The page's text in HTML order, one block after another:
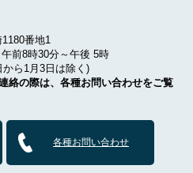
番地1
前8時30分～午後 5時
ら1月3日は除く)
絡の際は、各種お問い合わせをご覧
各種お問い合わせ